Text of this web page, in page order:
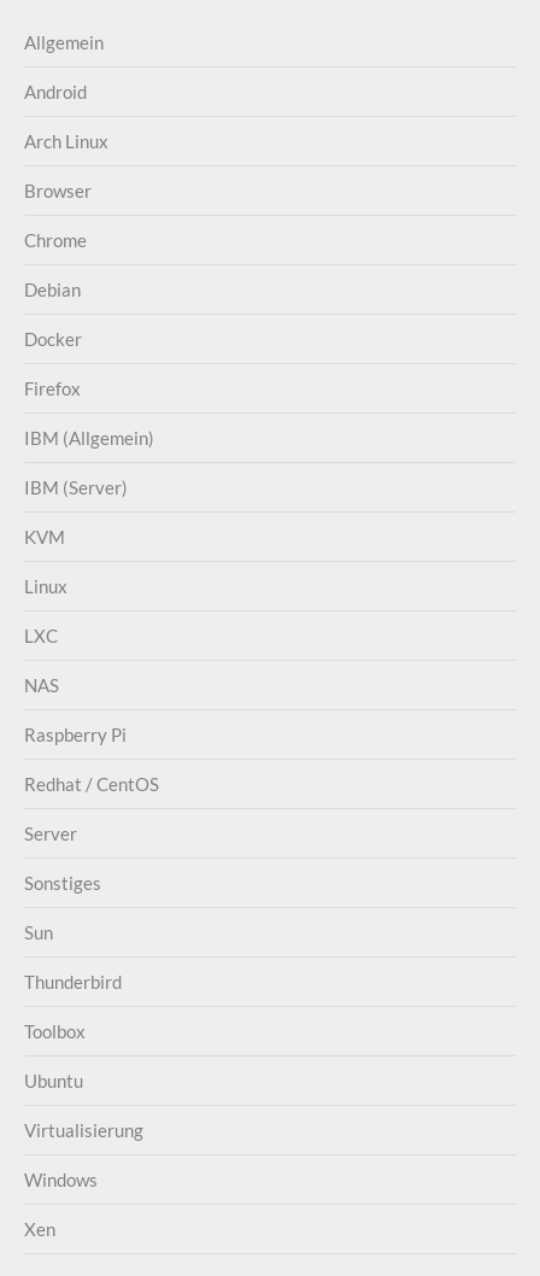
Allgemein
Android
Arch Linux
Browser
Chrome
Debian
Docker
Firefox
IBM (Allgemein)
IBM (Server)
KVM
Linux
LXC
NAS
Raspberry Pi
Redhat / CentOS
Server
Sonstiges
Sun
Thunderbird
Toolbox
Ubuntu
Virtualisierung
Windows
Xen